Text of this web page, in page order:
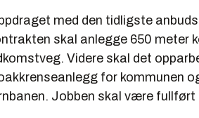
med den tidligste
skal anlegge 650 meter
Videre skal det
for kommunen
Jobben skal være fullført